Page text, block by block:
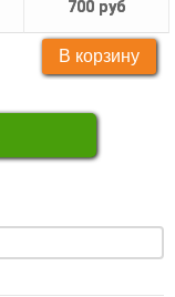
700 руб